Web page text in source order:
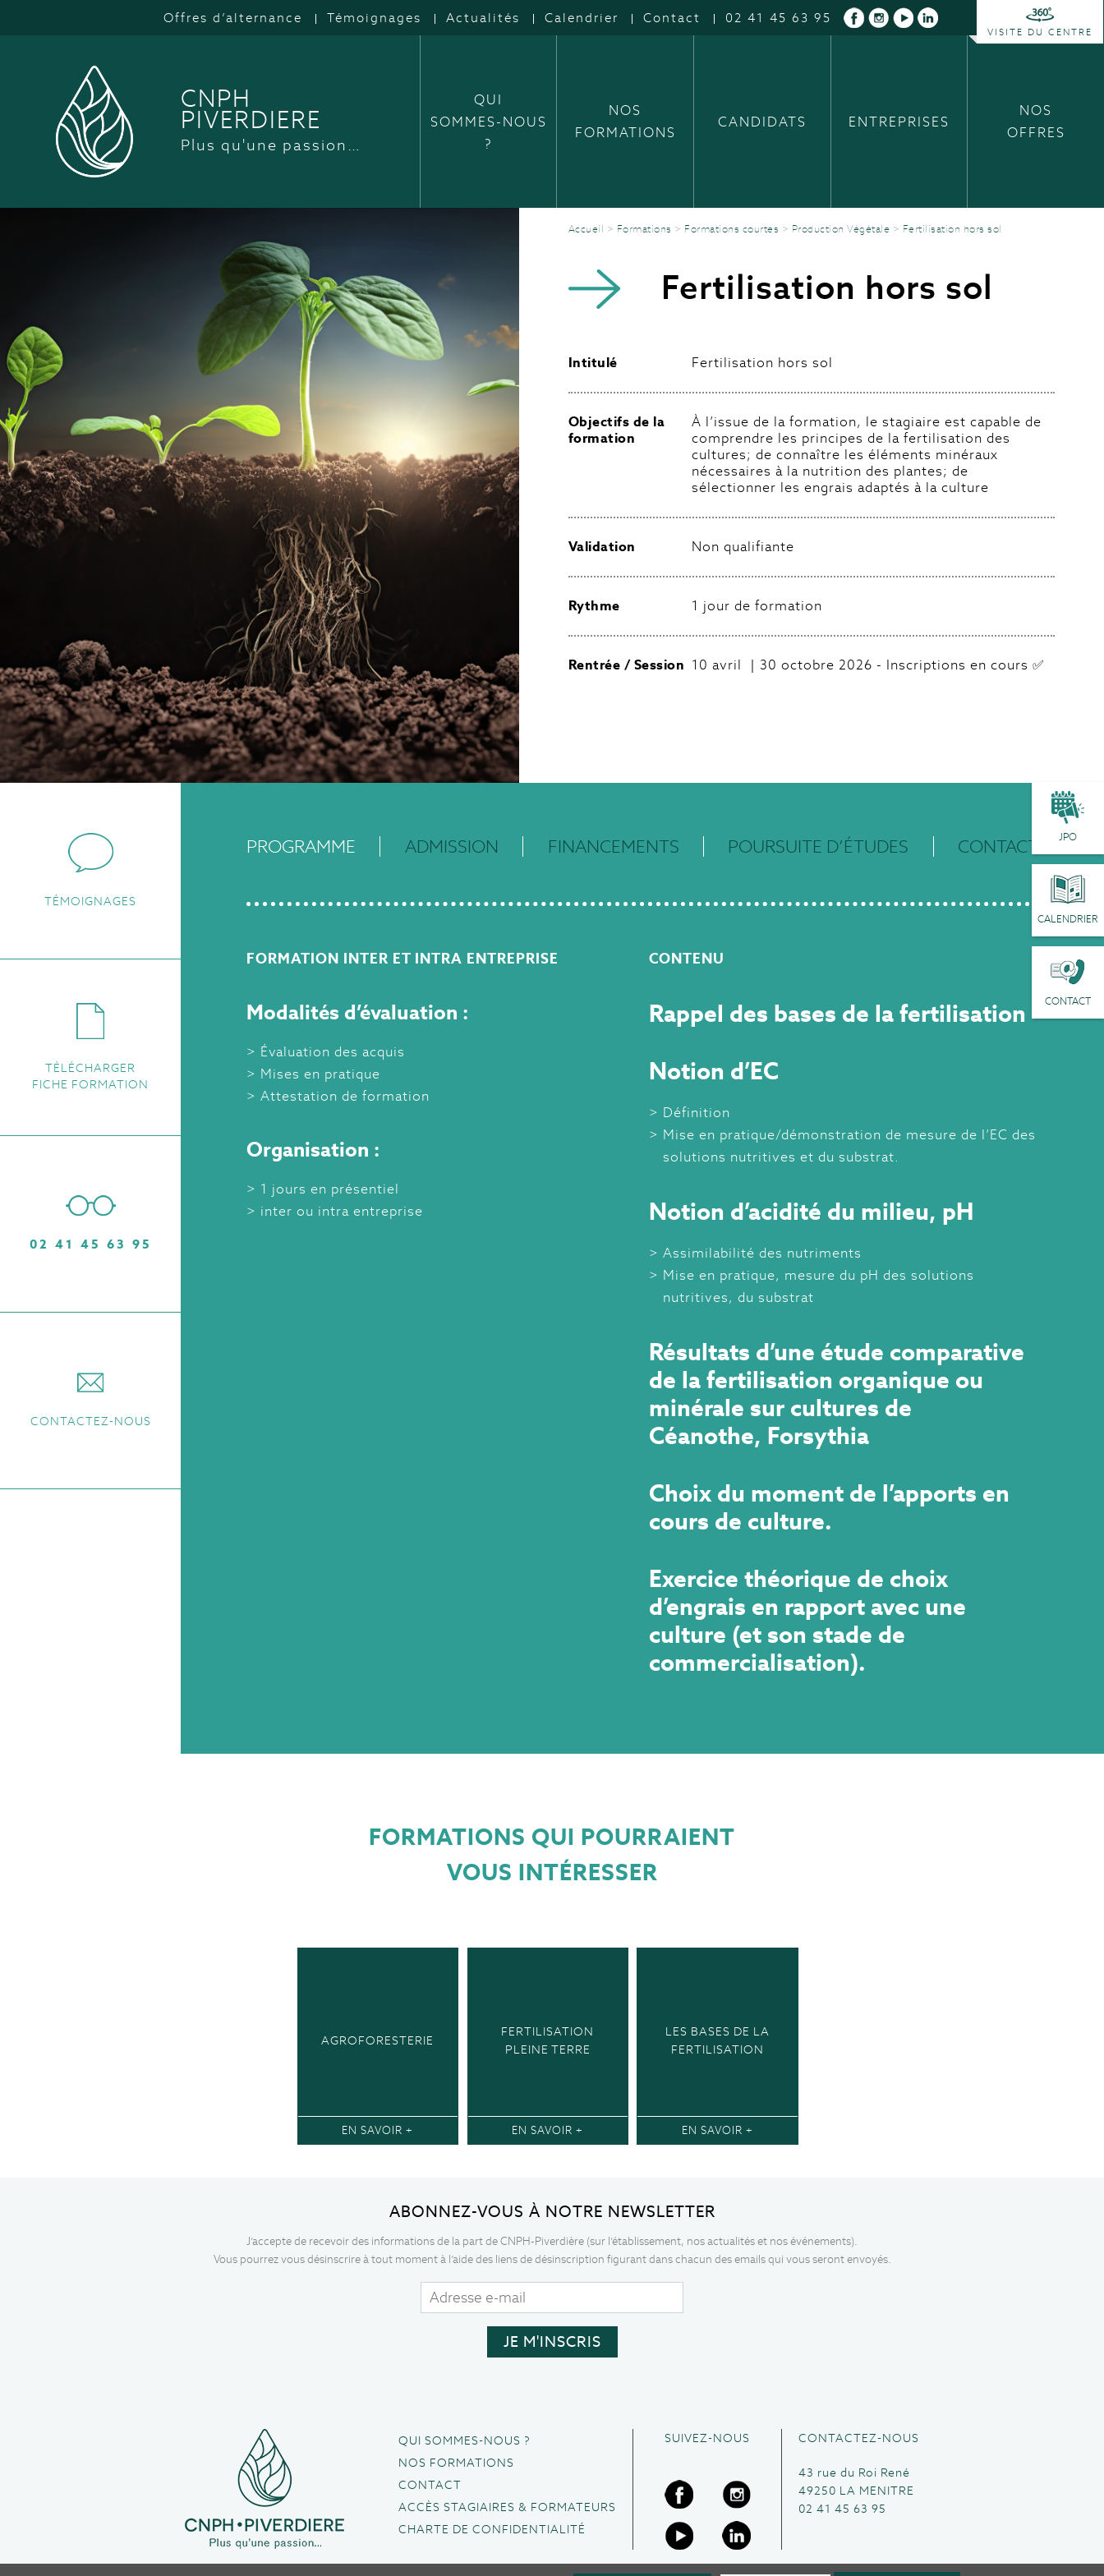
Offres d’alternance Témoignages Actualités Calendrier Contact 02 41 45 63 95
VISITE DU CENTRE
CNPH
PIVERDIERE
Plus qu'une passion…
QUI
SOMMES-NOUS
?
NOS
FORMATIONS
CANDIDATS ENTREPRISES
NOS
OFFRES
JPO
CALENDRIER
CONTACT
Accueil > Formations > Formations courtes > Production Végétale > Fertilisation hors sol
Fertilisation hors sol
Intitulé Fertilisation hors sol
Objectifs de la
formation
À l’issue de la formation, le stagiaire est capable de
comprendre les principes de la fertilisation des
cultures; de connaître les éléments minéraux
nécessaires à la nutrition des plantes; de
sélectionner les engrais adaptés à la culture
Validation Non qualifiante
Rythme 1 jour de formation
Rentrée / Session 10 avril ｜30 octobre 2026 - Inscriptions en cours ✅
TÉMOIGNAGES
TÉLÉCHARGER
FICHE FORMATION
02 41 45 63 95
CONTACTEZ-NOUS
PROGRAMME ADMISSION FINANCEMENTS POURSUITE D’ÉTUDES CONTACT
FORMATION INTER ET INTRA ENTREPRISE
Modalités d’évaluation :
Évaluation des acquis
Mises en pratique
Attestation de formation
Organisation :
1 jours en présentiel
inter ou intra entreprise
CONTENU
Rappel des bases de la fertilisation
Notion d’EC
Définition
Mise en pratique/démonstration de mesure de l’EC des
solutions nutritives et du substrat.
Notion d’acidité du milieu, pH
Assimilabilité des nutriments
Mise en pratique, mesure du pH des solutions
nutritives, du substrat
Résultats d’une étude comparative
de la fertilisation organique ou
minérale sur cultures de
Céanothe, Forsythia
Choix du moment de l’apports en
cours de culture.
Exercice théorique de choix
d’engrais en rapport avec une
culture (et son stade de
commercialisation).
FORMATIONS QUI POURRAIENT
VOUS INTÉRESSER
AGROFORESTERIE
EN SAVOIR +
FERTILISATION
PLEINE TERRE
EN SAVOIR +
LES BASES DE LA
FERTILISATION
EN SAVOIR +
ABONNEZ-VOUS À NOTRE NEWSLETTER
J’accepte de recevoir des informations de la part de CNPH-Piverdière (sur l’établissement, nos actualités et nos événements).
Vous pourrez vous désinscrire à tout moment à l’aide des liens de désinscription figurant dans chacun des emails qui vous seront envoyés.
QUI SOMMES-NOUS ?
NOS FORMATIONS
CONTACT
ACCÈS STAGIAIRES & FORMATEURS
CHARTE DE CONFIDENTIALITÉ
SUIVEZ-NOUS CONTACTEZ-NOUS
43 rue du Roi René
49250 LA MENITRE
02 41 45 63 95